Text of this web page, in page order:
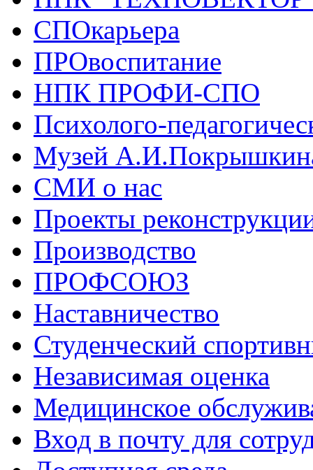
СПОкарьера
ПРОвоспитание
НПК ПРОФИ-СПО
Психолого-
Музей
СМИ о нас
Проекты
Производство
ПРОФСОЮЗ
Наставничество
Студенческий
Независимая оценка
Медицинское
Вход в почту для